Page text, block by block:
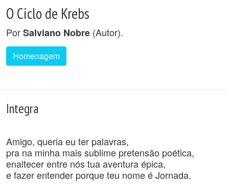
O Ciclo de Krebs
PorSalviano Nobre (Autor).
Homenagem
Integra
Amigo, queria eu ter palavras,
pra na minha mais sublime pretensão poética,
enaltecer entre nós tua aventura épica,
e fazer entender porque teu nome é Jornada.